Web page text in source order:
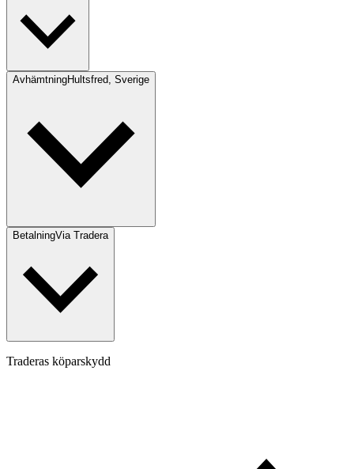
AvhämtningHultsfred, Sverige
BetalningVia Tradera
Traderas köparskydd